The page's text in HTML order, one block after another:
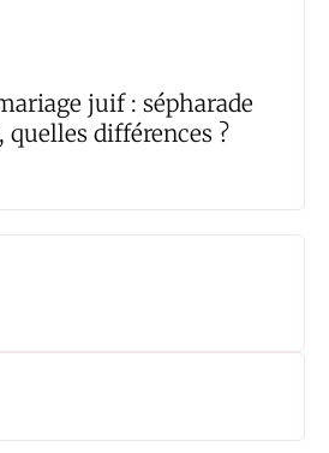
juif : sépharade
quelles différences ?